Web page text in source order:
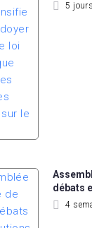
5
débats
4